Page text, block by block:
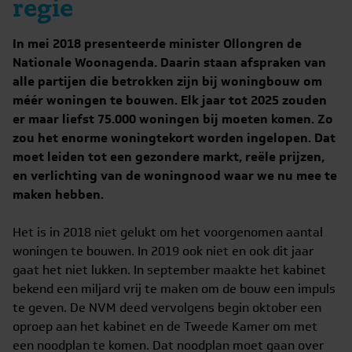
In mei 2018 presenteerde minister Ollongren de
Nationale Woonagenda. Daarin staan afspraken van
alle partijen die betrokken zijn bij woningbouw om
méér woningen te bouwen. Elk jaar tot 2025 zouden
er maar liefst 75.000 woningen bij moeten komen. Zo
zou het enorme woningtekort worden ingelopen. Dat
moet leiden tot een gezondere markt, reële prijzen,
en verlichting van de woningnood waar we nu mee te
maken hebben.
Het is in 2018 niet gelukt om het voorgenomen aantal
woningen te bouwen. In 2019 ook niet en ook dit jaar
gaat het niet lukken. In september maakte het kabinet
bekend een miljard vrij te maken om de bouw een impuls
te geven. De NVM deed vervolgens begin oktober een
oproep aan het kabinet en de Tweede Kamer om met
een noodplan te komen. Dat noodplan moet gaan over